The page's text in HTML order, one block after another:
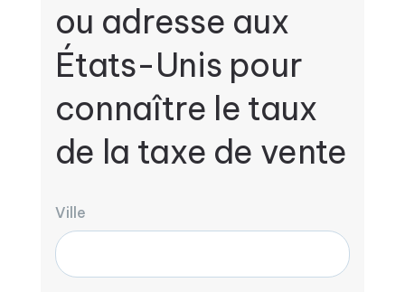
ou adresse aux
États-Unis pour
connaître le taux
de la taxe de vente
Ville